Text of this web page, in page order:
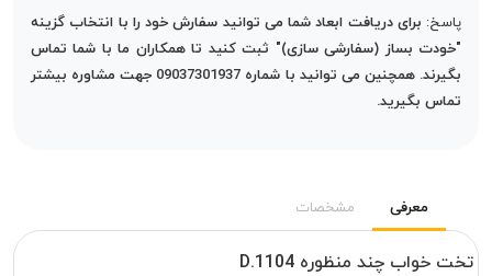
پاسخ: برای دریافت ابعاد شما می توانید سفارش خود را با انتخاب گزینه
"خودت بساز (سفارشی سازی)" ثبت کنید تا همکاران ما با شما تماس
بگیرند. همچنین می توانید با شماره 09037301937 جهت مشاوره بیشتر
تماس بگیرید.
معرفی مشخصات
تخت خواب چند منظوره D.1104